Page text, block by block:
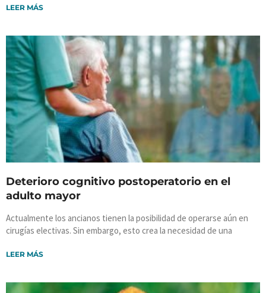
LEER MÁS
Deterioro cognitivo postoperatorio en el
adulto mayor
Actualmente los ancianos tienen la posibilidad de operarse aún en
cirugías electivas. Sin embargo, esto crea la necesidad de una
LEER MÁS